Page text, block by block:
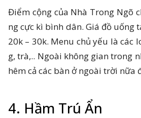
Điểm cộng của Nhà Trong Ngõ
ng cực kì bình dân. Giá đồ uống
20k – 30k. Menu chủ yếu là các
g, trà,.. Ngoài không gian trong
hêm cả các bàn ở ngoài trời nữa
4. Hầm Trú Ẩn